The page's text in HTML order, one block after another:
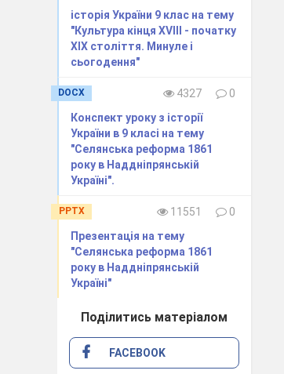
історія України 9 клас на тему
"Культура кінця ХVІІІ - початку
ХІХ століття. Минуле і
сьогодення"
DOCX 4327
0
Конспект уроку з історії
України в 9 класі на тему
"Селянська реформа 1861
року в Наддніпрянській
Україні".
PPTX 11551
0
Презентація на тему
"Селянська реформа 1861
року в Наддніпрянській
Україні"
Поділитись матеріалом
FACEBOOK